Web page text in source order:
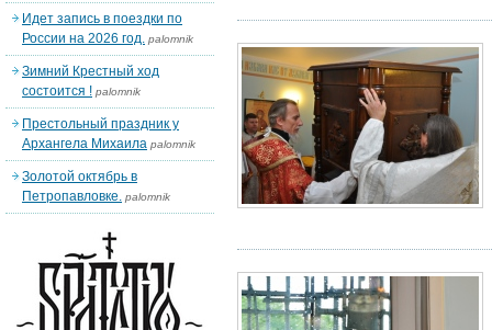
Идет запись в поездки по
России на 2026 год. palomnik
Зимний Крестный ход
состоится ! palomnik
Престольный праздник у
Архангела Михаила palomnik
Золотой октябрь в
Петропавловке. palomnik